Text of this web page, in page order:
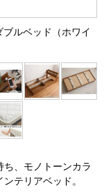
ルベッド（ホワイ
、モノトーンカラ
テリアベッド。